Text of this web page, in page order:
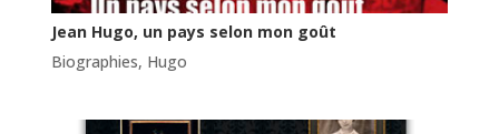
Jean Hugo, un pays selon mon goût
Biographies, Hugo